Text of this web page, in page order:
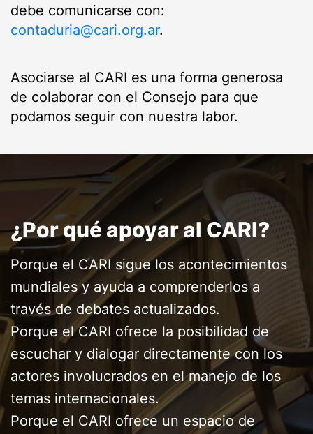
debe comunicarse con:
contaduria@cari.org.ar.
Asociarse al CARI es una forma generosa
de colaborar con el Consejo para que
podamos seguir con nuestra labor.
¿Por qué apoyar al CARI?
Porque el CARI sigue los acontecimientos
mundiales y ayuda a comprenderlos a
través de debates actualizados.
Porque el CARI ofrece la posibilidad de
escuchar y dialogar directamente con los
actores involucrados en el manejo de los
temas internacionales.
Porque el CARI ofrece un espacio de